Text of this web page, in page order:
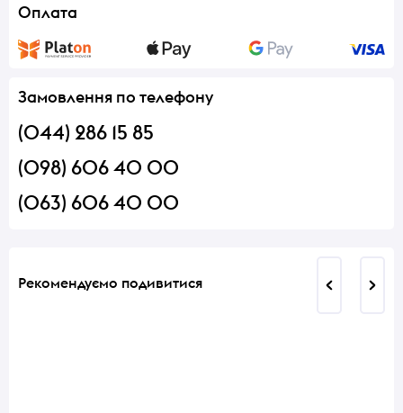
Оплата
Замовлення по телефону
(044) 286 15 85
(098) 606 40 00
(063) 606 40 00
Рекомендуємо подивитися